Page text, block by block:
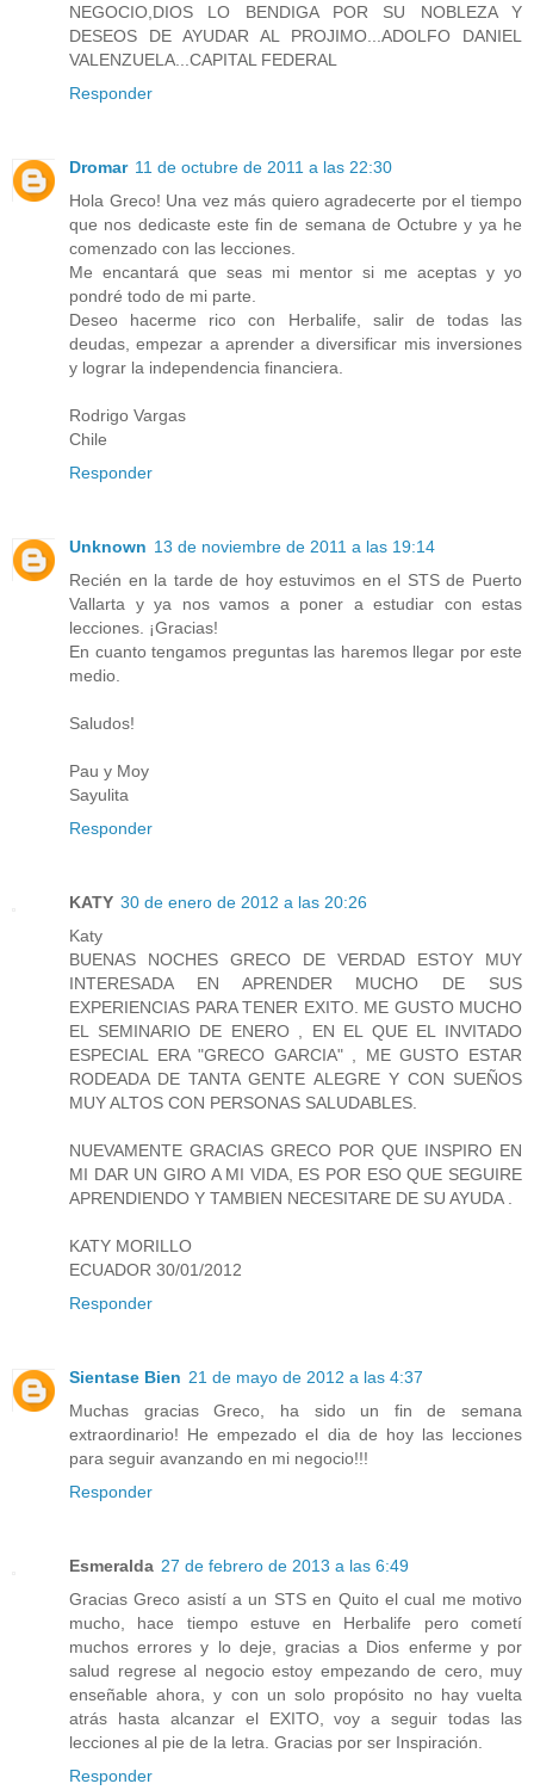
NEGOCIO,DIOS LO BENDIGA POR SU NOBLEZA Y
DESEOS DE AYUDAR AL PROJIMO...ADOLFO DANIEL
VALENZUELA...CAPITAL FEDERAL
Responder
Dromar 11 de octubre de 2011 a las 22:30
Hola Greco! Una vez más quiero agradecerte por el tiempo
que nos dedicaste este fin de semana de Octubre y ya he
comenzado con las lecciones.
Me encantará que seas mi mentor si me aceptas y yo
pondré todo de mi parte.
Deseo hacerme rico con Herbalife, salir de todas las
deudas, empezar a aprender a diversificar mis inversiones
y lograr la independencia financiera.
Rodrigo Vargas
Chile
Responder
Unknown 13 de noviembre de 2011 a las 19:14
Recién en la tarde de hoy estuvimos en el STS de Puerto
Vallarta y ya nos vamos a poner a estudiar con estas
lecciones. ¡Gracias!
En cuanto tengamos preguntas las haremos llegar por este
medio.
Saludos!
Pau y Moy
Sayulita
Responder
KATY 30 de enero de 2012 a las 20:26
Katy
BUENAS NOCHES GRECO DE VERDAD ESTOY MUY
INTERESADA EN APRENDER MUCHO DE SUS
EXPERIENCIAS PARA TENER EXITO. ME GUSTO MUCHO
EL SEMINARIO DE ENERO , EN EL QUE EL INVITADO
ESPECIAL ERA "GRECO GARCIA" , ME GUSTO ESTAR
RODEADA DE TANTA GENTE ALEGRE Y CON SUEÑOS
MUY ALTOS CON PERSONAS SALUDABLES.
NUEVAMENTE GRACIAS GRECO POR QUE INSPIRO EN
MI DAR UN GIRO A MI VIDA, ES POR ESO QUE SEGUIRE
APRENDIENDO Y TAMBIEN NECESITARE DE SU AYUDA .
KATY MORILLO
ECUADOR 30/01/2012
Responder
Sientase Bien 21 de mayo de 2012 a las 4:37
Muchas gracias Greco, ha sido un fin de semana
extraordinario! He empezado el dia de hoy las lecciones
para seguir avanzando en mi negocio!!!
Responder
Esmeralda 27 de febrero de 2013 a las 6:49
Gracias Greco asistí a un STS en Quito el cual me motivo
mucho, hace tiempo estuve en Herbalife pero cometí
muchos errores y lo deje, gracias a Dios enferme y por
salud regrese al negocio estoy empezando de cero, muy
enseñable ahora, y con un solo propósito no hay vuelta
atrás hasta alcanzar el EXITO, voy a seguir todas las
lecciones al pie de la letra. Gracias por ser Inspiración.
Responder